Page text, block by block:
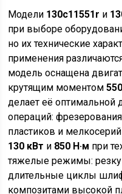
Модели 130c11551r и
при выборе
но их технические
применения
модель оснащена
крутящим моментом
делает её оптимальной
операций:
пластиков и
130 кВт и 850 Н·м при
тяжелые режимы:
длительные циклы
композитами высокой